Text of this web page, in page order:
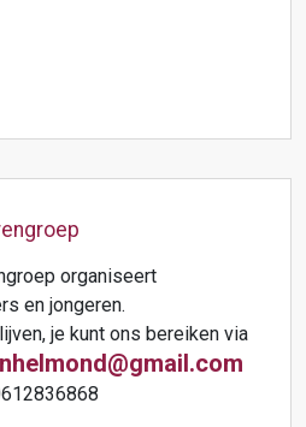
organiseert
en jongeren.
je kunt ons bereiken via